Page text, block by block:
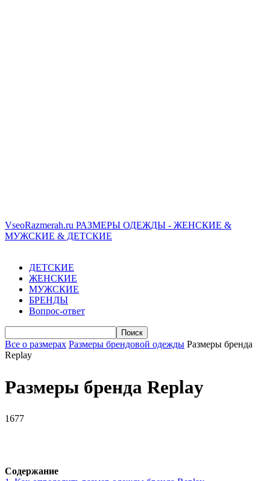
VseoRazmerah.ru РАЗМЕРЫ ОДЕЖДЫ - ЖЕНСКИЕ &
МУЖСКИЕ & ДЕТСКИЕ
ДЕТСКИЕ
ЖЕНСКИЕ
МУЖСКИЕ
БРЕНДЫ
Вопрос-ответ
Все о размерах Размеры брендовой одежды Размеры бренда
Replay
Размеры бренда Replay
1677
Содержание